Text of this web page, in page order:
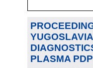
PLASMA